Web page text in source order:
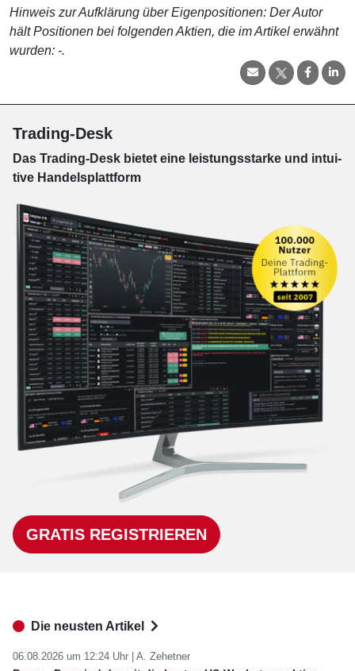
Hinweis zur Aufklärung über Eigenpositionen: Der Autor
hält Positionen bei folgenden Aktien, die im Artikel erwähnt
wurden: -.
Trading-Desk
Das Trading-Desk bie­tet eine leis­tungs­star­ke und in­tui­
tive Han­dels­platt­form
GRATIS REGISTRIEREN
Die neusten Artikel
06.08.2026 um 12:24 Uhr | A. Zehetner